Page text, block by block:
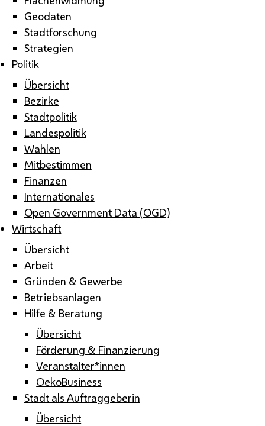
Geodaten
Stadtforschung
Strategien
Politik
Übersicht
Bezirke
Stadtpolitik
Landespolitik
Wahlen
Mitbestimmen
Finanzen
Internationales
Open Government Data (OGD)
Wirtschaft
Übersicht
Arbeit
Gründen & Gewerbe
Betriebsanlagen
Hilfe & Beratung
Übersicht
Förderung & Finanzierung
Veranstalter*innen
OekoBusiness
Stadt als Auftraggeberin
Übersicht